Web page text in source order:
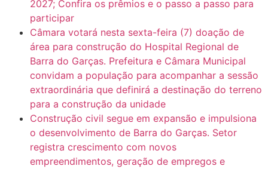
2027; Confira os prêmios e o passo a passo para
participar
Câmara votará nesta sexta-feira (7) doação de
área para construção do Hospital Regional de
Barra do Garças. Prefeitura e Câmara Municipal
convidam a população para acompanhar a sessão
extraordinária que definirá a destinação do terreno
para a construção da unidade
Construção civil segue em expansão e impulsiona
o desenvolvimento de Barra do Garças. Setor
registra crescimento com novos
empreendimentos, geração de empregos e